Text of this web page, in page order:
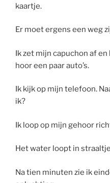
kaartje.
Er moet ergens een weg
Ik zet mijn capuchon af en
hoor een paar auto’s.
Ik kijk op mijn telefoon.
ik?
Ik loop op mijn gehoor
Het water loopt in
Na tien minuten zie ik